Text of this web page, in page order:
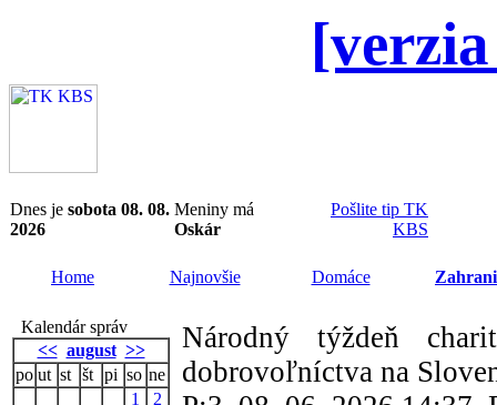
Dnes je sobota 08. 08.
2026
Meniny má
Oskár
Pošlite tip TK
KBS
Home Najnovšie Domáce
Kalendár správ
<< august >>
po ut st št pi so ne
1
2
Národný týždeň
dobrovoľníctva na